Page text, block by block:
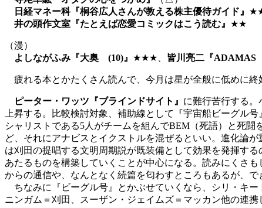
日経マネー科『桐谷広人さんが教える株主優待ガイド』
井の頭作文室『たとえば恋愛コミックはこう読む』 ★★
（漫）
よしながふみ『大奥 (10)』 ★★★、 皆川亮二『ADAMAS
疲れる本とかたくさん読んで、今月は星が全般に低めに終
ピーター・ワッツ『ブラインドサイト』 に難行苦行する
上昇する。比較検討対象、補助線として『宇宙船ビーグル
シャリストである5人がチームを組んでBEM（死語）と死
ど、それにアナビスとイクストルを混ぜるといい。進化論
は刈田の提唱する文明周期説が既装備として効果を発揮す
あたるものを構築していくことが中心になる。読みにくさ
からの通信や、なんとなく続篇を匂わすところもあるが、で
ちなみに『ビーグル号』とかぶせていくなら、シリ・キ
ニンガム＝刈田、スーザン・ジェイムズ＝マッカン他の連